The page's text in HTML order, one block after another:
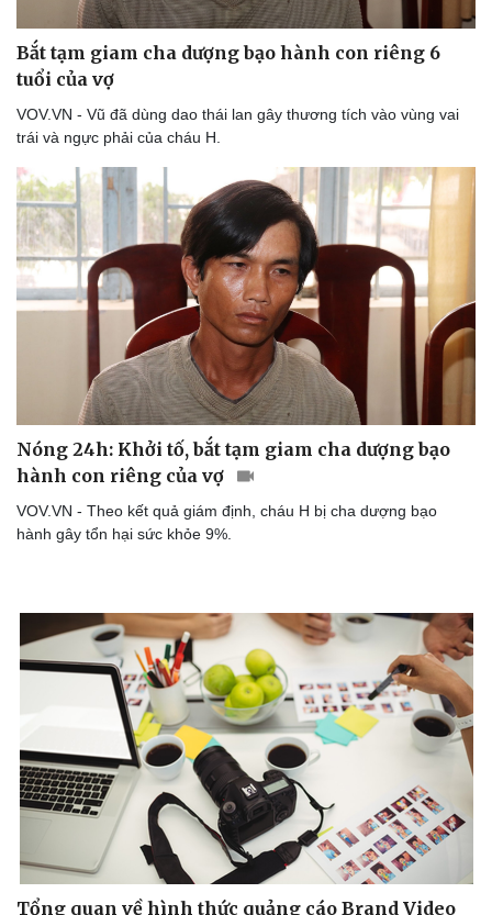
Doanh nghiệp
Thông tin doanh nghiệp
Doanh nghiệp 24h
Sành điệu
Bắt tạm giam cha dượng bạo hành con riêng 6
tuổi của vợ
VOV.VN - Vũ đã dùng dao thái lan gây thương tích vào vùng vai
trái và ngực phải của cháu H.
Nóng 24h: Khởi tố, bắt tạm giam cha dượng bạo
hành con riêng của vợ
VOV.VN - Theo kết quả giám định, cháu H bị cha dượng bạo
hành gây tổn hại sức khỏe 9%.
Tổng quan về hình thức quảng cáo Brand Video